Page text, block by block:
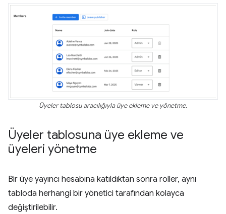
Üyeler tablosu aracılığıyla üye ekleme ve yönetme.
Üyeler tablosuna üye ekleme ve
üyeleri yönetme
Bir üye yayıncı hesabına katıldıktan sonra roller, aynı
tabloda herhangi bir yönetici tarafından kolayca
değiştirilebilir.